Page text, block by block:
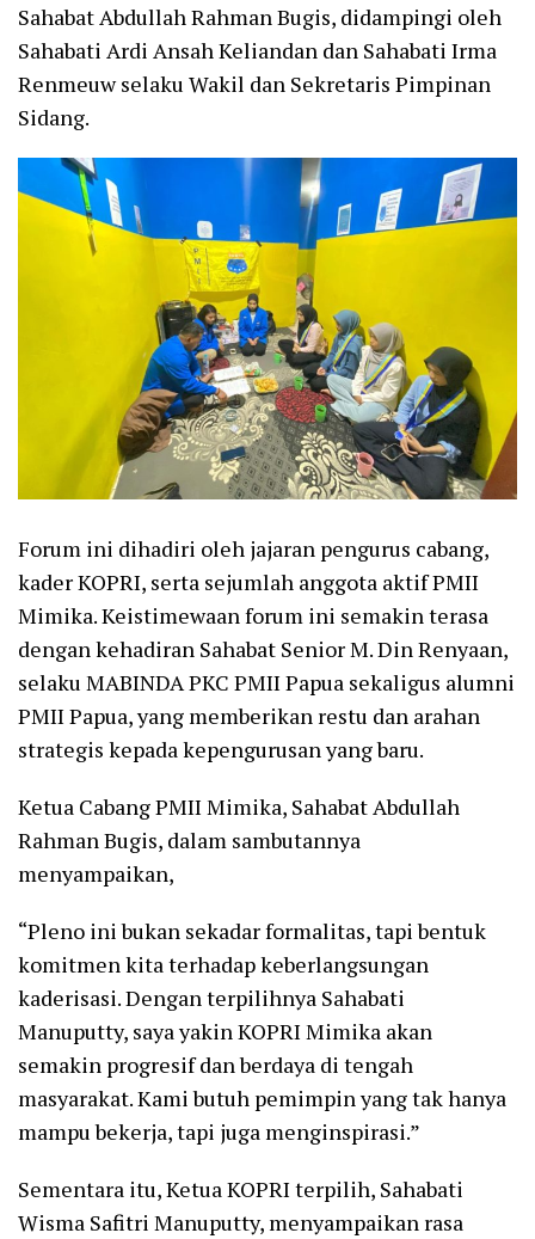
Sahabat Abdullah Rahman Bugis, didampingi oleh
Sahabati Ardi Ansah Keliandan dan Sahabati Irma
Renmeuw selaku Wakil dan Sekretaris Pimpinan
Sidang.
Forum ini dihadiri oleh jajaran pengurus cabang,
kader KOPRI, serta sejumlah anggota aktif PMII
Mimika. Keistimewaan forum ini semakin terasa
dengan kehadiran Sahabat Senior M. Din Renyaan,
selaku MABINDA PKC PMII Papua sekaligus alumni
PMII Papua, yang memberikan restu dan arahan
strategis kepada kepengurusan yang baru.
Ketua Cabang PMII Mimika, Sahabat Abdullah
Rahman Bugis, dalam sambutannya
menyampaikan,
“Pleno ini bukan sekadar formalitas, tapi bentuk
komitmen kita terhadap keberlangsungan
kaderisasi. Dengan terpilihnya Sahabati
Manuputty, saya yakin KOPRI Mimika akan
semakin progresif dan berdaya di tengah
masyarakat. Kami butuh pemimpin yang tak hanya
mampu bekerja, tapi juga menginspirasi.”
Sementara itu, Ketua KOPRI terpilih, Sahabati
Wisma Safitri Manuputty, menyampaikan rasa